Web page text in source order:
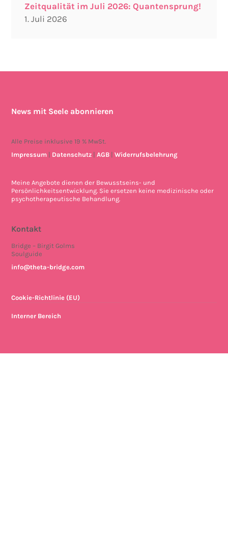
Zeitqualität im Juli 2026: Quantensprung!
1. Juli 2026
News mit Seele abonnieren
Alle Preise inklusive 19 % MwSt.
Impressum
Datenschutz |AGB |Widerrufsbelehrung
Meine Angebote dienen der Bewusstseins- und
Persönlichkeitsentwicklung. Sie ersetzen keine medizinische oder
psychotherapeutische Behandlung.
Kontakt
Bridge – Birgit Golms
Soulguide
info@theta-bridge.com
Cookie-Richtlinie (EU)
Interner Bereich